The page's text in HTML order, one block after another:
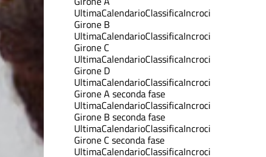
UltimaCalendarioClassificaIncroci
Girone B
UltimaCalendarioClassificaIncroci
Girone C
UltimaCalendarioClassificaIncroci
Girone D
UltimaCalendarioClassificaIncroci
Girone A seconda fase
UltimaCalendarioClassificaIncroci
Girone B seconda fase
UltimaCalendarioClassificaIncroci
Girone C seconda fase
UltimaCalendarioClassificaIncroci